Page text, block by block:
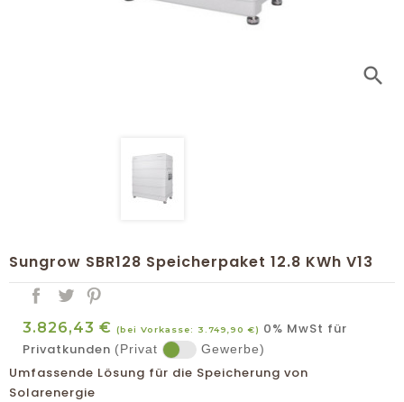
search
Sungrow SBR128 Speicherpaket 12.8 KWh V13
3.826,43 € (bei Vorkasse: 3.749,90 €)
0% MwSt für
Privatkunden (Privat Gewerbe)
Umfassende Lösung für die Speicherung von
Solarenergie